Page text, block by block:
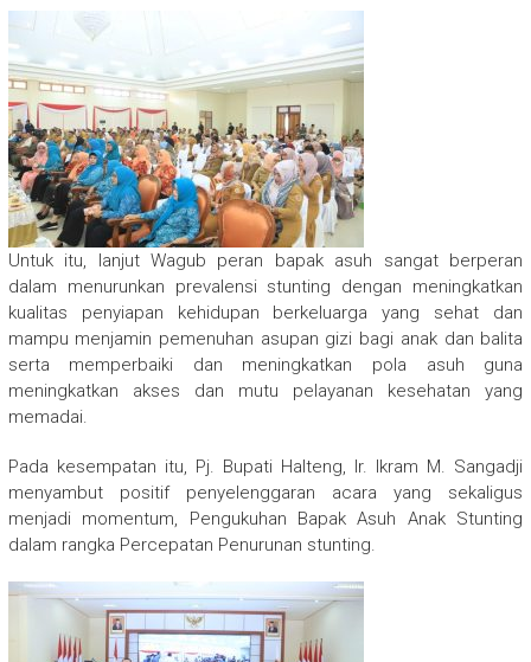
Untuk itu, lanjut Wagub peran bapak asuh sangat berperan
dalam menurunkan prevalensi stunting dengan meningkatkan
kualitas penyiapan kehidupan berkeluarga yang sehat dan
mampu menjamin pemenuhan asupan gizi bagi anak dan balita
serta memperbaiki dan meningkatkan pola asuh guna
meningkatkan akses dan mutu pelayanan kesehatan yang
memadai.
Pada kesempatan itu, Pj. Bupati Halteng, Ir. Ikram M. Sangadji
menyambut positif penyelenggaran acara yang sekaligus
menjadi momentum, Pengukuhan Bapak Asuh Anak Stunting
dalam rangka Percepatan Penurunan stunting.